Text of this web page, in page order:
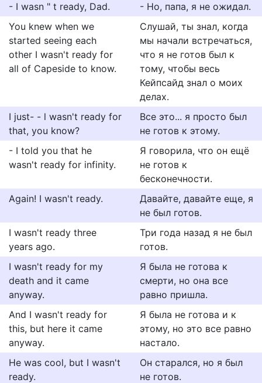
- I wasn " t ready, Dad.
- Но, папа, я не ожидал.
You knew when we
started seeing each
other I wasn't ready for
all of Capeside to know.
Слушай, ты знал, когда
мы начали встречаться,
что я не готов был к
тому, чтобы весь
Кейпсайд знал о моих
делах.
I just- - l wasn't ready for
that, you know?
Все это... я просто был
не готов к этому.
- I told you that he
wasn't ready for infinity.
Я говорила, что он ещё
не готов к
бесконечности.
Again! I wasn't ready.
Давайте, давайте еще, я
не был готов.
I wasn't ready three
years ago.
Три года назад я не был
готов.
I wasn't ready for my
death and it came
anyway.
Я была не готова к
смерти, но она все
равно пришла.
And I wasn't ready for
this, but here it came
anyway.
Я была не готова и к
этому, но это все равно
настало.
He was cool, but I wasn't
ready.
Он старался, но я был
не готов.